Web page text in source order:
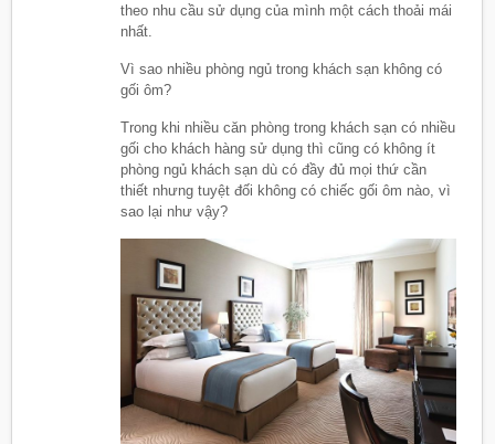
theo nhu cầu sử dụng của mình một cách thoải mái
nhất.
Vì sao nhiều phòng ngủ trong khách sạn không có
gối ôm?
Trong khi nhiều căn phòng trong khách sạn có nhiều
gối cho khách hàng sử dụng thì cũng có không ít
phòng ngủ khách sạn dù có đầy đủ mọi thứ cần
thiết nhưng tuyệt đối không có chiếc gối ôm nào, vì
sao lại như vậy?